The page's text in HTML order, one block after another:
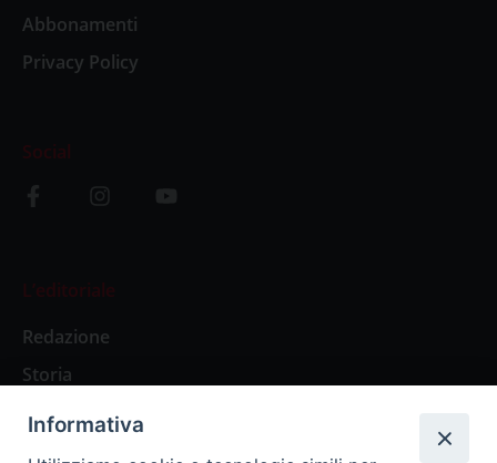
Abbonamenti
Privacy Policy
Social
L’editoriale
Redazione
Storia
Informativa